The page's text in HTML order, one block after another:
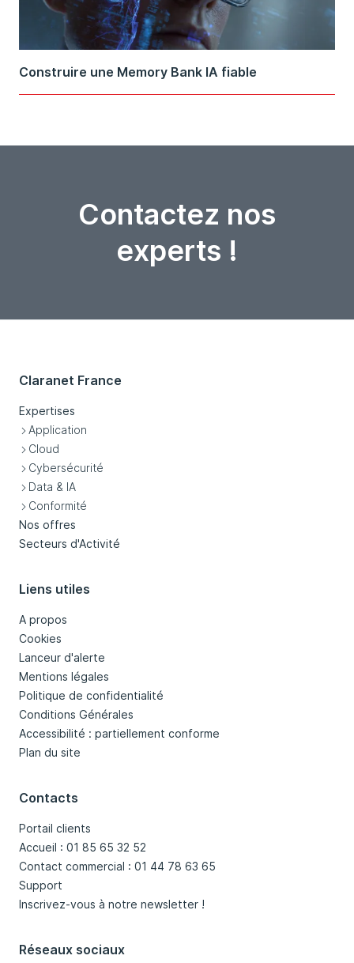
Construire une Memory Bank IA fiable
Contactez nos
experts !
Claranet France
Expertises
Application
Cloud
Cybersécurité
Data & IA
Conformité
Nos offres
Secteurs d'Activité
Liens utiles
A propos
Cookies
Lanceur d'alerte
Mentions légales
Politique de confidentialité
Conditions Générales
Accessibilité : partiellement conforme
Plan du site
Contacts
Portail clients
Accueil : 01 85 65 32 52
Contact commercial : 01 44 78 63 65
Support
Inscrivez-vous à notre newsletter !
Réseaux sociaux